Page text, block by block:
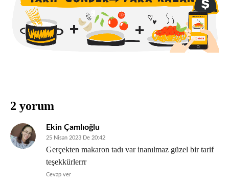
2 yorum
Ekin Çamlıoğlu
25 Nisan 2023 De 20:42
Gerçekten makaron tadı var inanılmaz güzel bir tarif
teşekkürlerrr
Cevap ver